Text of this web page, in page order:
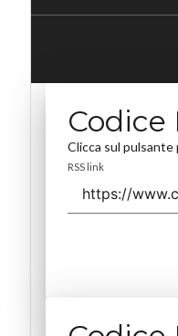
Codice
Clicca sul pulsante
RSS link